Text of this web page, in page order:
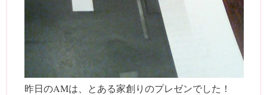
昨日のAMは、とある家創りのプレゼンでした！